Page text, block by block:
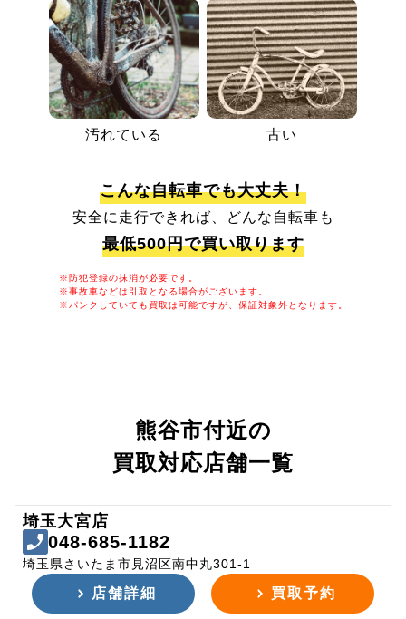
汚れている 古い
こんな自転車でも大丈夫！
安全に走行できれば、どんな自転車も
最低500円で買い取ります
※防犯登録の抹消が必要です。
※事故車などは引取となる場合がございます。
※パンクしていても買取は可能ですが、保証対象外となります。
熊谷市付近の
買取対応店舗一覧
埼玉大宮店
048-685-1182
埼玉県さいたま市見沼区南中丸301-1
店舗詳細 買取予約